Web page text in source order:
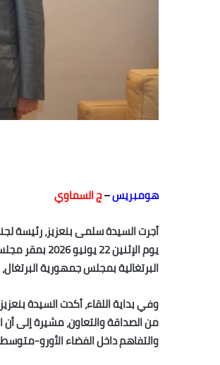
هومبريس–ج السماوي
أجرت السيدة سلمى بنعزيز، رئيسة
يوم الإثنين
البرتغالية بمجلس جمهورية
وفي بداية اللقاء، أكدت السيدة
من الصداقة والتعاون، مشيرة إلى أن
والتفاهم داخل الفضاء الأورو-